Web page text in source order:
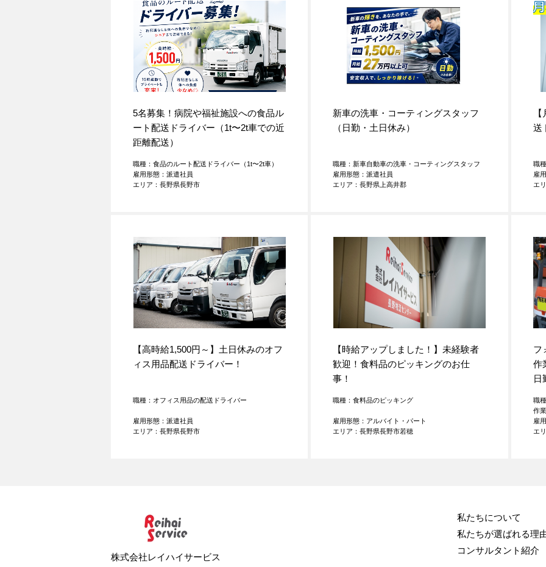
5名募集！病院や福祉施設への食品ル
ート配送ドライバー（1t〜2t車での近
距離配送）
職種：食品のルート配送ドライバー（1t〜2t車）
雇用形態：派遣社員
エリア：長野県長野市
新車の洗車・コーティングスタッフ
（日勤・土日休み）
職種：新車自動車の洗車・コーティングスタッフ
雇用形態：派遣社員
エリア：長野県上高井郡
送
職
雇
エ
【高時給1,500円～】土日休みのオフ
ィス用品配送ドライバー！
職種：オフィス用品の配送ドライバー
雇用形態：派遣社員
エリア：長野県長野市
【時給アップしました！】未経験者
歓迎！食料品のピッキングのお仕
事！
職種：食料品のピッキング
雇用形態：アルバイト・パート
エリア：長野県長野市若穂
フ
作
日
職
作業
雇
エ
私たちについて
私たちが選ばれる理
コンサルタント紹介
株式会社レイハイサービス